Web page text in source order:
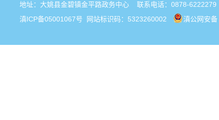
地址：大姚县金碧镇金平路政务中心 联系电话：0878-6222279
滇ICP备05001067号 网站标识码：5323260002 滇公网安